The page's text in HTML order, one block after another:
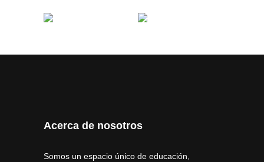
Acerca de nosotros
Somos un espacio único de educación,